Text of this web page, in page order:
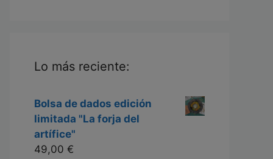
Lo más reciente:
Bolsa de dados edición
limitada "La forja del
artífice"
49,00 €